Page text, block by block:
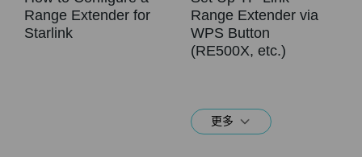
Range Extender for
Starlink
Range Extender via
WPS Button
(RE500X, etc.)
更多